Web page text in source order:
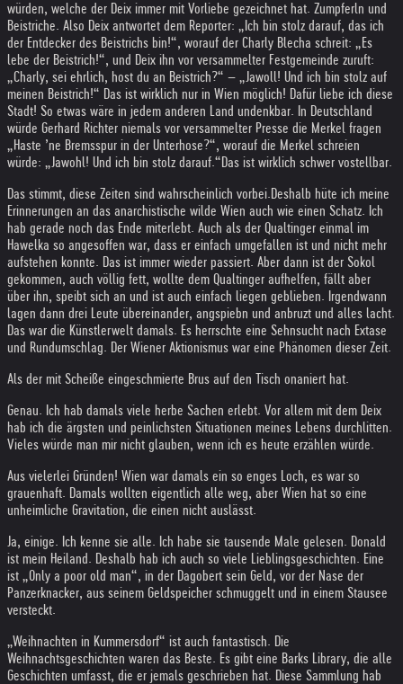
würden, welche der Deix immer mit Vorliebe gezeichnet hat. Zumpferln und
Beistriche. Also Deix antwortet dem Reporter: „Ich bin stolz darauf, das ich
der Entdecker des Beistrichs bin!“, worauf der Charly Blecha schreit: „Es
lebe der Beistrich!“, und Deix ihn vor versammelter Festgemeinde zuruft:
„Charly, sei ehrlich, host du an Beistrich?“ – „Jawoll! Und ich bin stolz auf
meinen Beistrich!“ Das ist wirklich nur in Wien möglich! Dafür liebe ich diese
Stadt! So etwas wäre in jedem anderen Land undenkbar. In Deutschland
würde Gerhard Richter niemals vor versammelter Presse die Merkel fragen
„Haste ’ne Bremsspur in der Unterhose?“, worauf die Merkel schreien
würde: „Jawohl! Und ich bin stolz darauf.“ Das ist wirklich schwer vostellbar.
Das stimmt, diese Zeiten sind wahrscheinlich vorbei. Deshalb hüte ich meine
Erinnerungen an das anarchistische wilde Wien auch wie einen Schatz. Ich
hab gerade noch das Ende miterlebt. Auch als der Qualtinger einmal im
Hawelka so angesoffen war, dass er einfach umgefallen ist und nicht mehr
aufstehen konnte. Das ist immer wieder passiert. Aber dann ist der Sokol
gekommen, auch völlig fett, wollte dem Qualtinger aufhelfen, fällt aber
über ihn, speibt sich an und ist auch einfach liegen geblieben. Irgendwann
lagen dann drei Leute übereinander, angspiebn und anbruzt und alles lacht.
Das war die Künstlerwelt damals. Es herrschte eine Sehnsucht nach Extase
und Rundumschlag. Der Wiener Aktionismus war eine Phänomen dieser Zeit.
Als der mit Scheiße eingeschmierte Brus auf den Tisch onaniert hat.
Genau. Ich hab damals viele herbe Sachen erlebt. Vor allem mit dem Deix
hab ich die ärgsten und peinlichsten Situationen meines Lebens durchlitten.
Vieles würde man mir nicht glauben, wenn ich es heute erzählen würde.
Aus vielerlei Gründen! Wien war damals ein so enges Loch, es war so
grauenhaft. Damals wollten eigentlich alle weg, aber Wien hat so eine
unheimliche Gravitation, die einen nicht auslässt.
Ja, einige. Ich kenne sie alle. Ich habe sie tausende Male gelesen. Donald
ist mein Heiland. Deshalb hab ich auch so viele Lieblingsgeschichten. Eine
ist „Only a poor old man“, in der Dagobert sein Geld, vor der Nase der
Panzerknacker, aus seinem Geldspeicher schmuggelt und in einem Stausee
versteckt.
„Weihnachten in Kummersdorf“ ist auch fantastisch. Die
Weihnachtsgeschichten waren das Beste. Es gibt eine Barks Library, die alle
Geschichten umfasst, die er jemals geschrieben hat. Diese Sammlung hab